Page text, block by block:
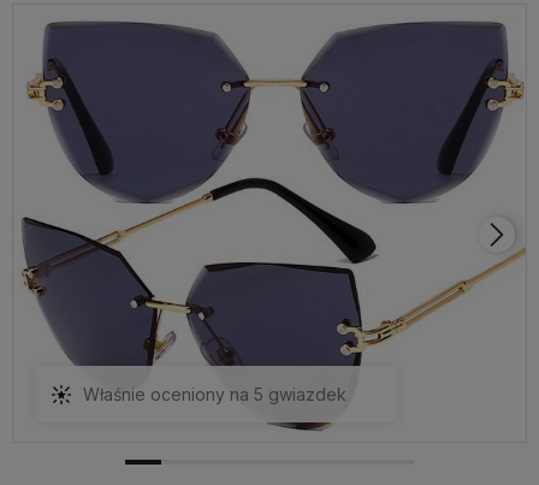
Właśnie oceniony na 5 gwiazdek